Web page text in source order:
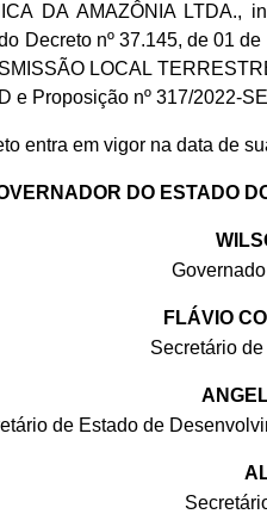
DA AMAZÔNIA
Decreto nº 37.145, de 01
LOCAL
e Proposição nº 317/2022-
entra em vigor na data de
DO ESTADO
FLÁVIO
Secretário
de Estado de